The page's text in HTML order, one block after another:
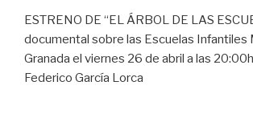
ESTRENO DE “EL ÁRBOL DE LAS
documental sobre las Escuelas Infantiles
Granada el viernes 26 de abril a las
Federico García Lorca